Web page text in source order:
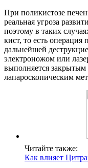
При поликистозе
реальная угроза
поэтому в таких
кист, то есть операция
дальнейшей
электроножом или
выполняется
лапароскопическим
Читайте также:
Как влияет